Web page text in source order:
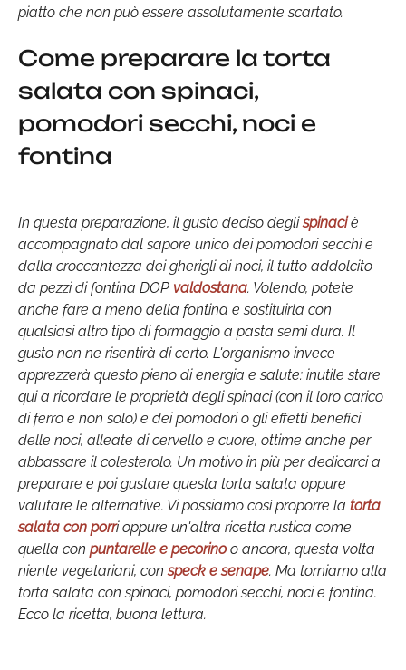
piatto che non può essere assolutamente scartato.
Come preparare la torta
salata con spinaci,
pomodori secchi, noci e
fontina
In questa preparazione, il gusto deciso deglispinaciè
accompagnato dal sapore unico dei pomodori secchi e
dalla croccantezza dei gherigli di noci, il tutto addolcito
da pezzi di fontina DOP valdostana. Volendo, potete
anche fare a meno della fontina e sostituirla con
qualsiasi altro tipo di formaggio a pasta semi dura. Il
gusto non ne risentirà di certo. L'organismo invece
apprezzerà questo pieno di energia e salute: inutile stare
qui a ricordare le proprietà degli spinaci (con il loro carico
di ferro e non solo) e dei pomodori o gli effetti benefici
delle noci, alleate di cervello e cuore, ottime anche per
abbassare il colesterolo. Un motivo in più per dedicarci a
preparare e poi gustare questa torta salata oppure
valutare le alternative. Vi possiamo così proporre la torta
salata con porri oppure un'altra ricetta rustica come
quella con puntarelle e pecorinoo ancora, questa volta
niente vegetariani, conspeck e senape. Ma torniamo alla
torta salata con spinaci, pomodori secchi, noci e fontina.
Ecco la ricetta, buona lettura.